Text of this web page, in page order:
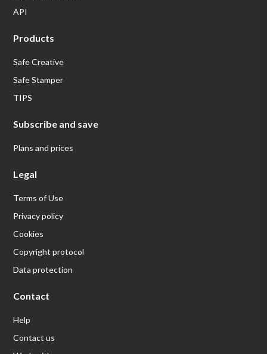
API
Products
Safe Creative
Safe Stamper
TIPS
Subscribe and save
Plans and prices
Legal
Terms of Use
Privacy policy
Cookies
Copyright protocol
Data protection
Contact
Help
Contact us